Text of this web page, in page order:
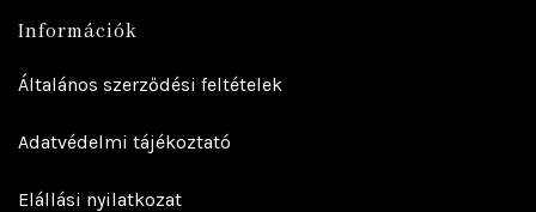
Információk
Általános szerződési feltételek
Adatvédelmi tájékoztató
Elállási nyilatkozat